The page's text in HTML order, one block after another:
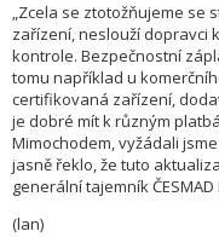
„Zcela se ztotožňujeme se
zařízení, neslouží dopravci
kontrole. Bezpečnostní
tomu například u
certifikovaná zařízení,
je dobré mít k různým
Mimochodem, vyžádali
jasně řeklo, že tuto
generální tajemník
(lan)